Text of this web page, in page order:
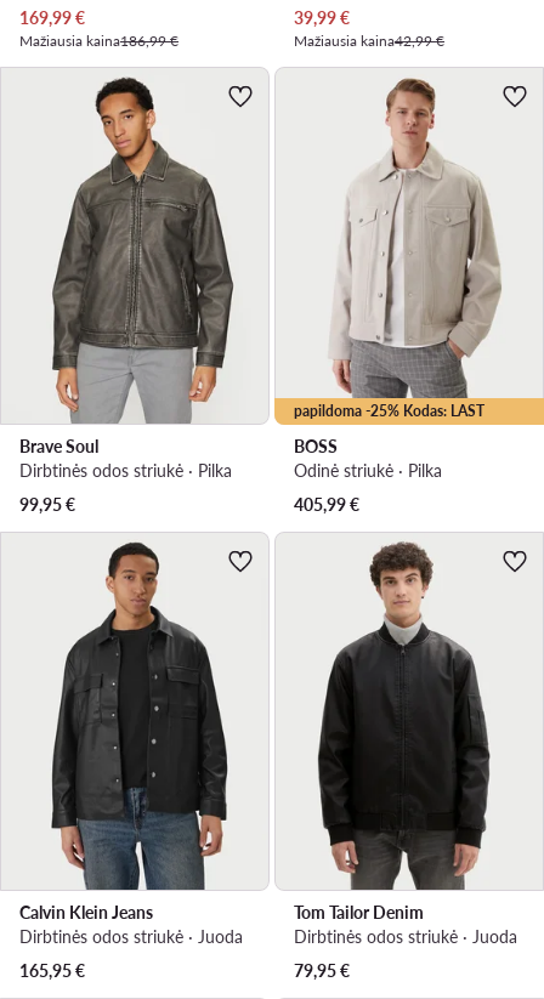
Dabartinė kaina
169,99€
Mažiausia kaina186,99 €
Dabartinė kaina
39,99€
Mažiausia kaina42,99 €
Brave Soul
Dirbtinės odos striukė · Pilka
99,95€
papildoma -25% Kodas: LAST
BOSS
Odinė striukė · Pilka
405,99€
Calvin Klein Jeans
Dirbtinės odos striukė · Juoda
165,95€
Tom Tailor Denim
Dirbtinės odos striukė · Juoda
79,95€